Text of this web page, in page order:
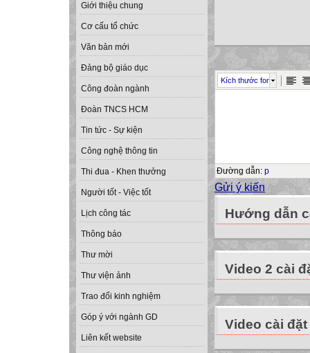
Giới thiệu chung
Cơ cấu tổ chức
Văn bản mới
Đảng bộ giáo dục
Công đoàn ngành
Đoàn TNCS HCM
Tin tức - Sự kiện
Công nghệ thông tin
Thi đua - Khen thưởng
Người tốt - Việc tốt
Lịch công tác
Thông báo
Thư mời
Thư viện ảnh
Trao đổi kinh nghiệm
Góp ý với ngành GD
Liên kết website
Kích thước font
Đường dẫn: p
Gửi ý kiến
Hướng dẫn
Video 2 cài
Video cài đặt